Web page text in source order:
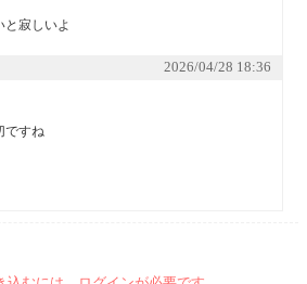
と寂しいよ
2026/04/28 18:36
ですね